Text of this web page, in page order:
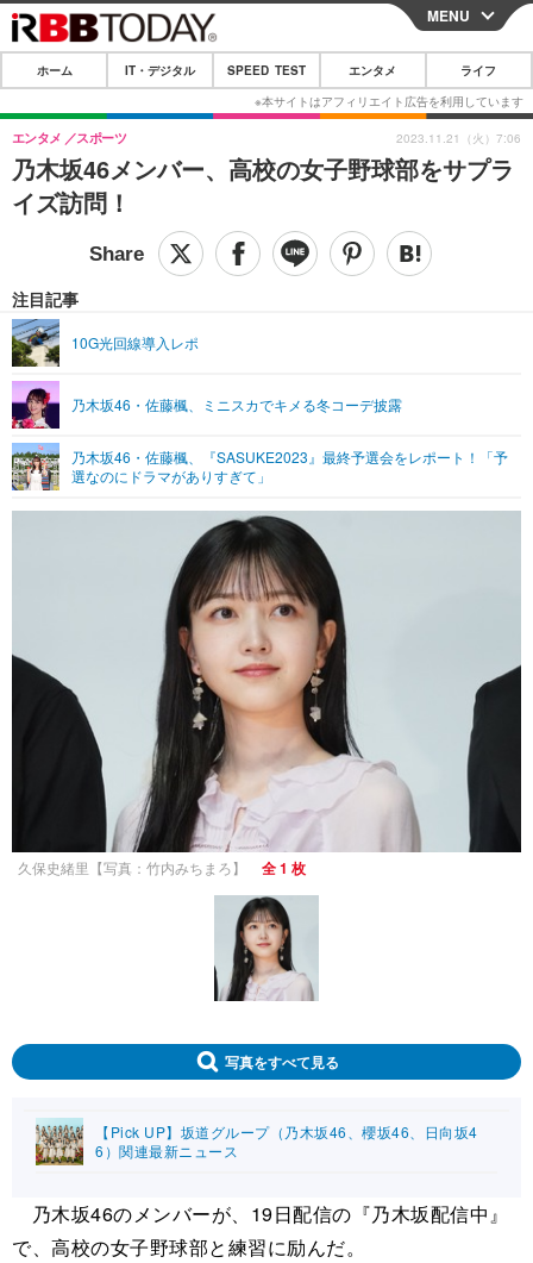
CLOSE
ホーム
IT・デジタル
IT・デジタルTOP スマートフォン
ショッピング その他
SPEED TEST
エンタメTOP 映画・ドラマ
グラビア ブログ
ショッピング その他
ライフTOP
リリース一覧
プッシュ通知の停止方法
MENU
ホーム IT・デジタル SPEED TEST エンタメ ライフ
乃木坂46メンバー、高校の女子野球部をサプラ
イズ訪問！
エンタメ スポーツ
注目記事
10G光回線導入レポ
乃木坂46・佐藤楓、ミニスカでキメる冬コーデ披露
乃木坂46・佐藤楓、『SASUKE2023』最終予選会をレポート！「予
選なのにドラマがありすぎて」
2023.11.21（火）7:06
久保史緒里【写真：竹内みちまろ】 全 1 枚
写真をすべて見る
【Pick UP】坂道グループ（乃木坂46、櫻坂46、日向坂4
6）関連最新ニュース
乃木坂46のメンバーが、19日配信の『乃木坂配信中』
で、高校の女子野球部と練習に励んだ。